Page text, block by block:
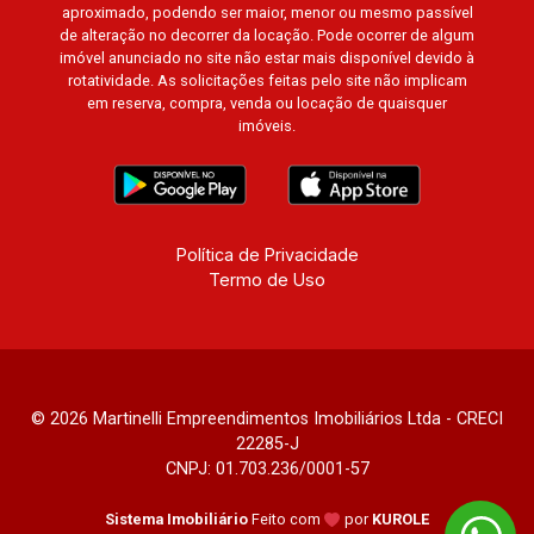
Santa Maria, Baraúna Residencial, Villa de
Buenos Aires, Magnólias, Vila do Golfe, Vila
Verde, Country Village, San Remo, Residencial
Jardim Canadá, Torino, Città di Positano, San
Diego, Quinta da Alvorada, Monte Rey, Garden
Villa e Quinta do Golfe. Avenida João Fiúsa,
1051 - Alto da Boa Vista | Ribeirão Preto.
aproximado, podendo ser maior, menor ou mesmo passível
de alteração no decorrer da locação. Pode ocorrer de algum
imóvel anunciado no site não estar mais disponível devido à
rotatividade. As solicitações feitas pelo site não implicam
em reserva, compra, venda ou locação de quaisquer
imóveis.
Política de Privacidade
Termo de Uso
© 2026 Martinelli Empreendimentos Imobiliários Ltda - CRECI
22285-J
CNPJ: 01.703.236/0001-57
Sistema Imobiliário Feito com por KUROLE